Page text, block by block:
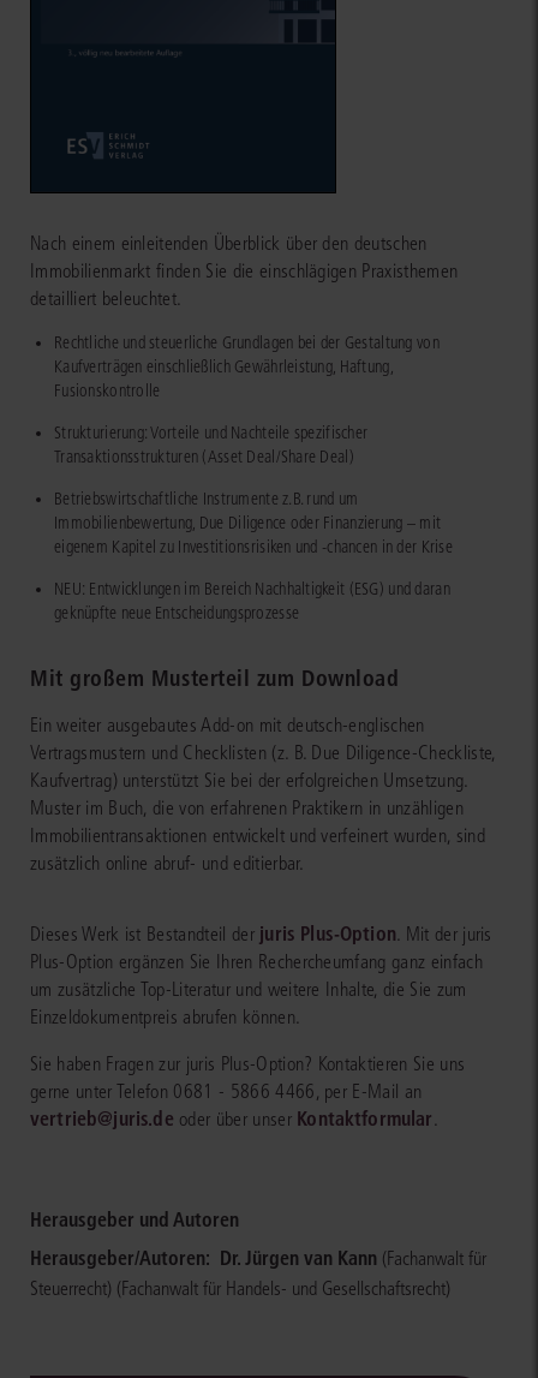
Nach einem einleitenden Überblick über den deutschen
Immobilienmarkt finden Sie die einschlägigen Praxisthemen
detailliert beleuchtet.
Rechtliche und steuerliche Grundlagen bei der Gestaltung von
Kaufverträgen einschließlich Gewährleistung, Haftung,
Fusionskontrolle
Strukturierung: Vorteile und Nachteile spezifischer
Transaktionsstrukturen (Asset Deal/Share Deal)
Betriebswirtschaftliche Instrumente z.B. rund um
Immobilienbewertung, Due Diligence oder Finanzierung – mit
eigenem Kapitel zu Investitionsrisiken und -chancen in der Krise
NEU: Entwicklungen im Bereich Nachhaltigkeit (ESG) und daran
geknüpfte neue Entscheidungsprozesse
Mit großem Musterteil zum Download
Ein weiter ausgebautes Add-on mit deutsch-englischen
Vertragsmustern und Checklisten (z. B. Due Diligence-Checkliste,
Kaufvertrag) unterstützt Sie bei der erfolgreichen Umsetzung.
Muster im Buch, die von erfahrenen Praktikern in unzähligen
Immobilientransaktionen entwickelt und verfeinert wurden, sind
zusätzlich online abruf- und editierbar.
Dieses Werk ist Bestandteil der juris Plus-Option. Mit der juris
Plus-Option ergänzen Sie Ihren Rechercheumfang ganz einfach
um zusätzliche Top-Literatur und weitere Inhalte, die Sie zum
Einzeldokumentpreis abrufen können.
Sie haben Fragen zur juris Plus-Option? Kontaktieren Sie uns
gerne unter Telefon 0681 - 5866 4466, per E-Mail an
vertrieb@juris.de oder über unser Kontaktformular.
Herausgeber und Autoren
Herausgeber/Autoren: Dr. Jürgen van Kann (Fachanwalt für
Steuerrecht) (Fachanwalt für Handels- und Gesellschaftsrecht)